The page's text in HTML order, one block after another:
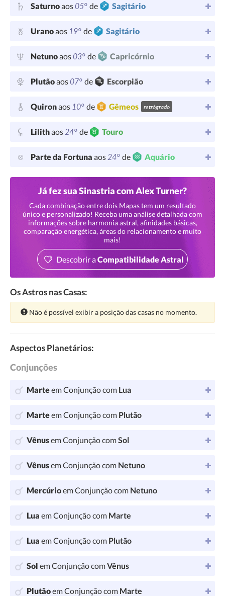
Saturnoaos05° de Sagitário
Uranoaos 19° de Sagitário
Netunoaos03° de Capricórnio
Plutãoaos07° de Escorpião
Quironaos 10° de Gêmeos retrógrado
Lilithaos24° de Touro
Parte da Fortuna aos24° de Aquário
Já fez sua Sinastria com Alex Turner?
Cada combinação entre dois Mapas tem um resultado
único e personalizado! Receba uma análise detalhada com
informações sobre harmonia astral, afinidades básicas,
comparação energética, áreas do relacionamento e muito
mais!
Descobrir aCompatibilidade Astral
Os Astros nas Casas:
Atenção:
Não é possível exibir a posição das casas no momento.
Aspectos Planetários:
Conjunções
Marteem Conjunção com Lua
Marteem Conjunção com Plutão
Vênusem Conjunção comSol
Vênusem Conjunção com Netuno
Mercúrioem Conjunção com Netuno
Lua em Conjunção com Marte
Lua em Conjunção com Plutão
Sol em Conjunção comVênus
Plutãoem Conjunção com Marte